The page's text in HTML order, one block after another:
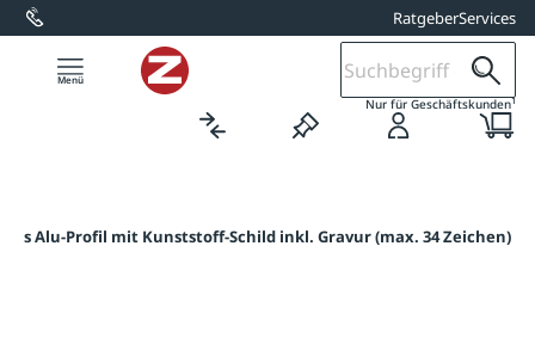
springen RatgeberServices
Nur für Geschäftskunden1
Alu-Profil mit Kunststoff-Schild inkl. Gravur (max. 34 Zeichen)